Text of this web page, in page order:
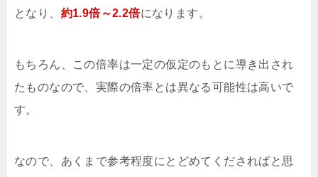
となり、 約1.9倍～2.2倍になります。
もちろん、この倍率は一定の仮定のもとに導き出され
たものなので、実際の倍率とは異なる可能性は高いで
す。
なので、あくまで参考程度にとどめてくださればと思